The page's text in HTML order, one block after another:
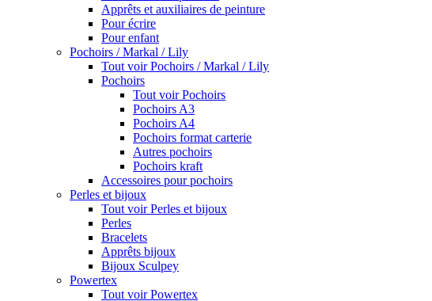
Apprêts et auxiliaires de peinture
Pour écrire
Pour enfant
Pochoirs / Markal / Lily
Tout voir Pochoirs / Markal / Lily
Pochoirs
Tout voir Pochoirs
Pochoirs A3
Pochoirs A4
Pochoirs format carterie
Autres pochoirs
Pochoirs kraft
Accessoires pour pochoirs
Perles et bijoux
Tout voir Perles et bijoux
Perles
Bracelets
Apprêts bijoux
Bijoux Sculpey
Powertex
Tout voir Powertex